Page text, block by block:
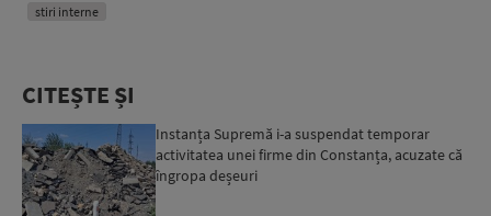
stiri interne
CITEȘTE ȘI
Instanța Supremă i-a suspendat temporar
activitatea unei firme din Constanța, acuzate că
îngropa deșeuri